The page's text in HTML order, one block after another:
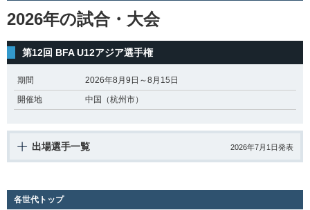
2026年の試合・大会
第12回 BFA U12アジア選手権
期間
2026年8月9日～8月15日
開催地
中国（杭州市）
出場選手一覧 2026年7月1日発表
各世代トップ